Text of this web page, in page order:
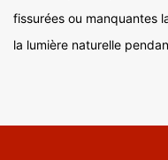
fissurées ou manquantes
la lumière naturelle